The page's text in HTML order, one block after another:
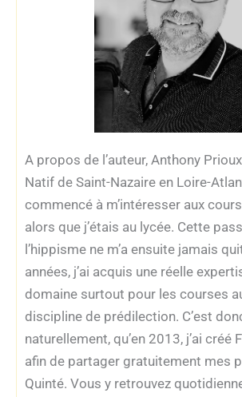
A propos de l’auteur, Anthony Prioux
Natif de Saint-Nazaire en Loire-
commencé à m’intéresser aux
alors que j’étais au lycée. Cette
l’hippisme ne m’a ensuite jamais
années, j’ai acquis une réelle
domaine surtout pour les courses
discipline de prédilection. C’est
naturellement, qu’en 2013, j’ai créé
afin de partager gratuitement mes
Quinté. Vous y retrouvez